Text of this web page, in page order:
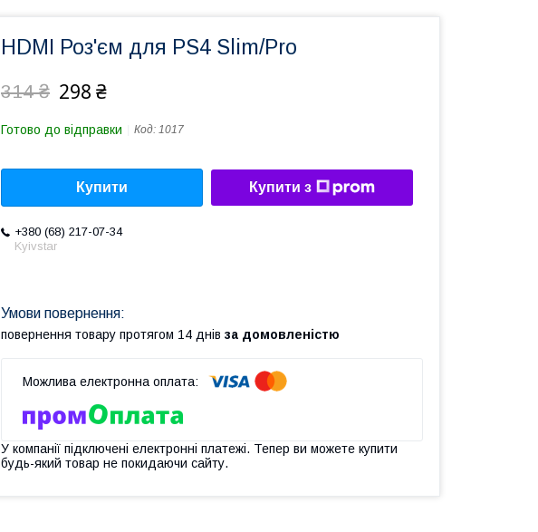
HDMI Роз'єм для PS4 Slim/Pro
314 ₴ 298 ₴
Готово до відправки Код: 1017
Купити Купити з
+380 (68) 217-07-34
Kyivstar
повернення товару протягом 14 днів за домовленістю
У компанії підключені електронні платежі. Тепер ви можете купити
будь-який товар не покидаючи сайту.